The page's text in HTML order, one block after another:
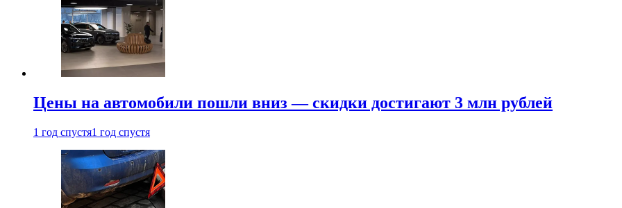
Цены на автомобили пошли вниз — скидки достигают 3 млн рублей
1 год спустя1 год спустя